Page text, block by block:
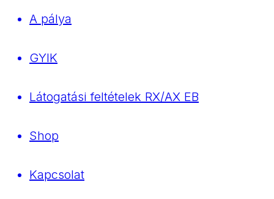
A pálya
GYIK
Látogatási feltételek RX/AX EB
Shop
Kapcsolat